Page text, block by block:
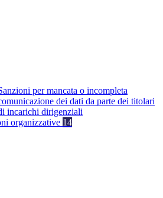
per mancata o incompleta
dei dati da parte dei titolari
incarichi dirigenziali
organizzative 14